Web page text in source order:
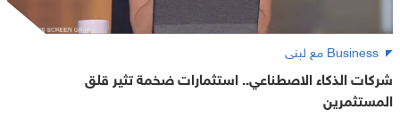
Business مع لبنى
شركات الذكاء الاصطناعي.. استثمارات ضخمة تثير قلق
المستثمرين